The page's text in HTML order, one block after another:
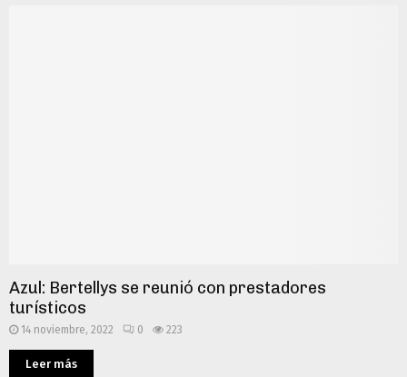
Azul: Bertellys se reunió con prestadores
turísticos
14 noviembre, 2022 0 223
Leer más